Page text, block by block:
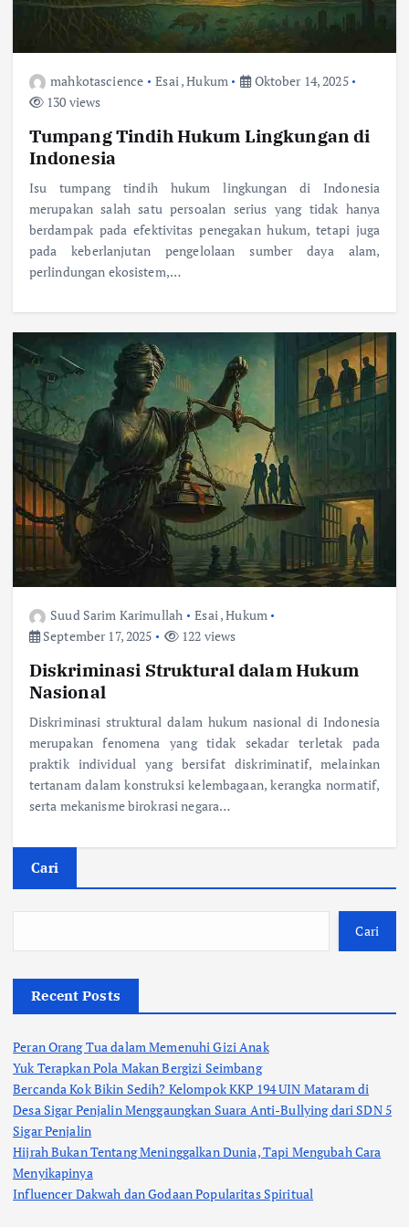
mahkotascience Esai,Hukum
Oktober 14, 2025
130 views
Tumpang Tindih Hukum Lingkungan di
Indonesia
Isu tumpang tindih hukum lingkungan di Indonesia
merupakan salah satu persoalan serius yang tidak hanya
berdampak pada efektivitas penegakan hukum, tetapi juga
pada keberlanjutan pengelolaan sumber daya alam,
perlindungan ekosistem,…
Suud Sarim Karimullah Esai,Hukum
September 17, 2025
122 views
Diskriminasi Struktural dalam Hukum
Nasional
Diskriminasi struktural dalam hukum nasional di Indonesia
merupakan fenomena yang tidak sekadar terletak pada
praktik individual yang bersifat diskriminatif, melainkan
tertanam dalam konstruksi kelembagaan, kerangka normatif,
serta mekanisme birokrasi negara…
Cari
Cari
Recent Posts
Peran Orang Tua dalam Memenuhi Gizi Anak
Yuk Terapkan Pola Makan Bergizi Seimbang
Bercanda Kok Bikin Sedih? Kelompok KKP 194 UIN Mataram di
Desa Sigar Penjalin Menggaungkan Suara Anti-Bullying dari SDN 5
Sigar Penjalin
Hijrah Bukan Tentang Meninggalkan Dunia, Tapi Mengubah Cara
Menyikapinya
Influencer Dakwah dan Godaan Popularitas Spiritual